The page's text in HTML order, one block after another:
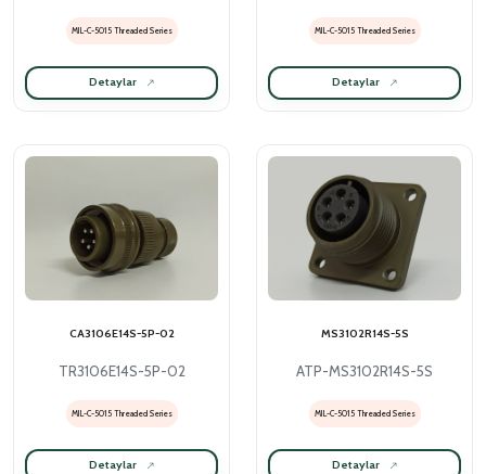
MIL-C-5015 Threaded Series
Detaylar
MIL-C-5015 Threaded Series
Detaylar
CA3106E14S-5P-02
TR3106E14S-5P-02
MIL-C-5015 Threaded Series
Detaylar
MS3102R14S-5S
ATP-MS3102R14S-5S
MIL-C-5015 Threaded Series
Detaylar